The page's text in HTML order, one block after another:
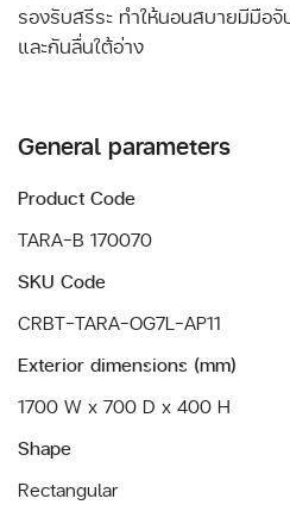
รองรับสรีระ ทำให้นอนสบายมีมือ
General parameters
Product Code
TARA-B 170070
SKU Code
CRBT-TARA-OG7L-AP11
Exterior dimensions (mm)
1700 W x 700 D x 400 H
Shape
Rectangular